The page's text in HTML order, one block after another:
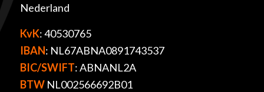
Nederland
KvK: 40530765
IBAN: NL67ABNA0891743537
BIC/SWIFT: ABNANL2A
BTWNL002566692B01